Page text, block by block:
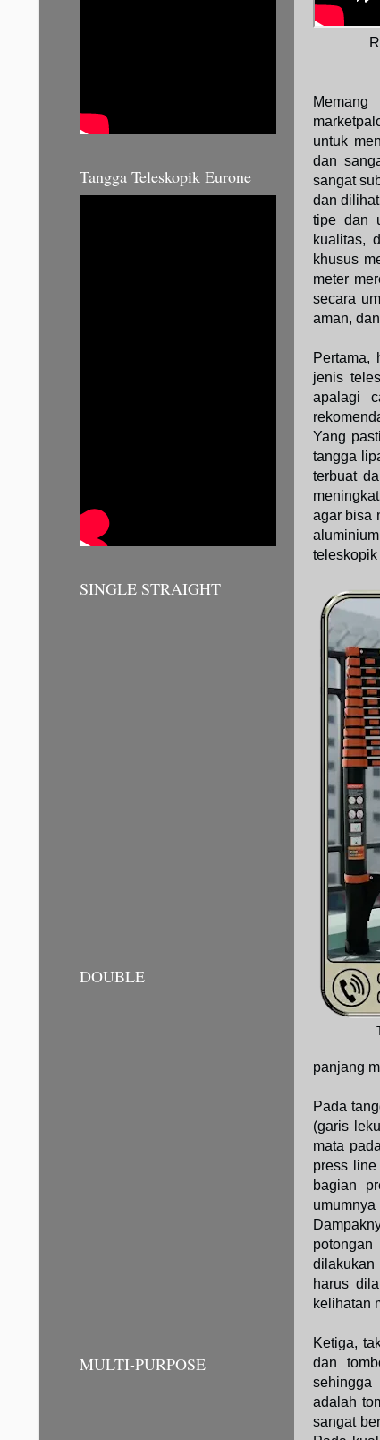
untuk
dan
sangat
dan
tipe dan
kualitas,
khusus
meter
secara
aman,
Pertama,
jenis
apalagi
Yang
tangga
terbuat
agar bisa
teleskopik
panjang
Pada
(garis
mata
press
bagian
harus
kelihatan
Ketiga,
dan
sehingga
adalah
sangat
Tangga Teleskopik Eurone
SINGLE STRAIGHT
DOUBLE
MULTI-PURPOSE